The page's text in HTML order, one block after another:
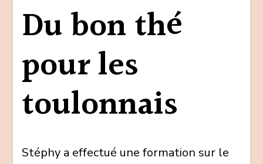
Du bon thé
pour les
toulonnais
Stéphy a effectué une formation sur le